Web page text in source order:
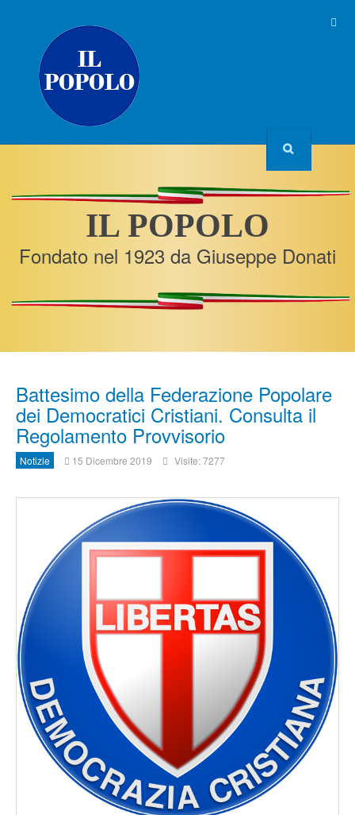
IL POPOLO
Fondato nel 1923 da Giuseppe Donati
Battesimo della Federazione Popolare
dei Democratici Cristiani. Consulta il
Regolamento Provvisorio
Notizie 15 Dicembre 2019 Visite: 7277